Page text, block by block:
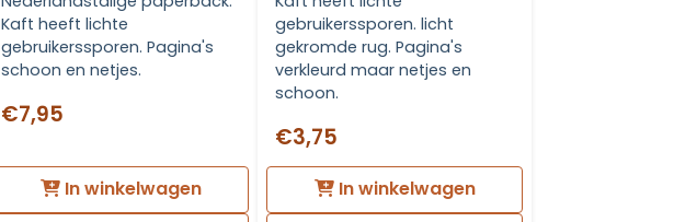
Kaft heeft lichte
gebruikerssporen. Pagina's
schoon en netjes.
€7,95
In winkelwagen
gebruikerssporen. licht
gekromde rug. Pagina's
verkleurd maar netjes en
schoon.
€3,75
In winkelwagen